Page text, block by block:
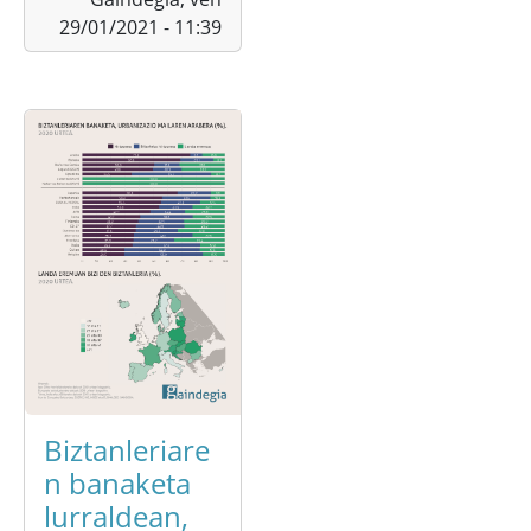
29/01/2021 - 11:39
Biztanleriare
n banaketa
lurraldean,